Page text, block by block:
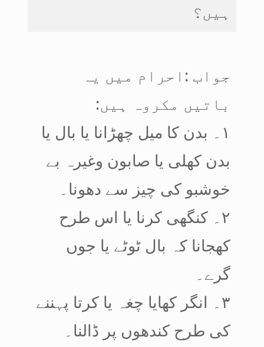
ہیں؟
جواب :احرام میں یہ
باتیں مکروہ ہیں:
۱۔ بدن کا میل چھڑانا یا بال یا
بدن کھلی یا صابون وغیرہ بے
خوشبو کی چیز سے دھونا۔
۲۔ کنگھی کرنا یا اس طرح
کھجانا کہ بال ٹوٹے یا جوں
گرے۔
۳۔ انگر کھایا چغہ یا کرتا پہننے
کی طرح کندھوں پر ڈالنا۔